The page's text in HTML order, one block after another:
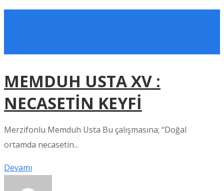
MEMDUH USTA XV :
NECASETİN KEYFİ
Merzifonlu Memduh Usta Bu çalışmasına; “Doğal
ortamda necasetin...
Devamı